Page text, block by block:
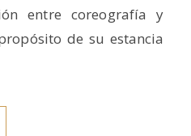
entre coreografía y
de su estancia